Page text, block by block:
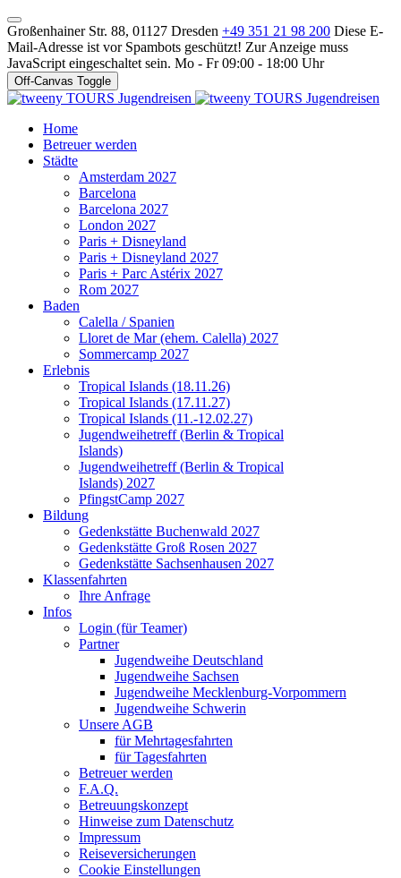
Großenhainer Str. 88, 01127 Dresden +49 351 21 98 200 Diese E-
Mail-Adresse ist vor Spambots geschützt! Zur Anzeige muss
JavaScript eingeschaltet sein. Mo - Fr 09:00 - 18:00 Uhr
Off-Canvas Toggle
Home
Betreuer werden
Städte
Amsterdam 2027
Barcelona
Barcelona 2027
London 2027
Paris + Disneyland
Paris + Disneyland 2027
Paris + Parc Astérix 2027
Rom 2027
Baden
Calella / Spanien
Lloret de Mar (ehem. Calella) 2027
Sommercamp 2027
Erlebnis
Tropical Islands (18.11.26)
Tropical Islands (17.11.27)
Tropical Islands (11.-12.02.27)
Jugendweihetreff (Berlin & Tropical
Islands)
Jugendweihetreff (Berlin & Tropical
Islands) 2027
PfingstCamp 2027
Bildung
Gedenkstätte Buchenwald 2027
Gedenkstätte Groß Rosen 2027
Gedenkstätte Sachsenhausen 2027
Klassenfahrten
Ihre Anfrage
Infos
Login (für Teamer)
Partner
Jugendweihe Deutschland
Jugendweihe Sachsen
Jugendweihe Mecklenburg-Vorpommern
Jugendweihe Schwerin
Unsere AGB
für Mehrtagesfahrten
für Tagesfahrten
Betreuer werden
F.A.Q.
Betreuungskonzept
Hinweise zum Datenschutz
Impressum
Reiseversicherungen
Cookie Einstellungen